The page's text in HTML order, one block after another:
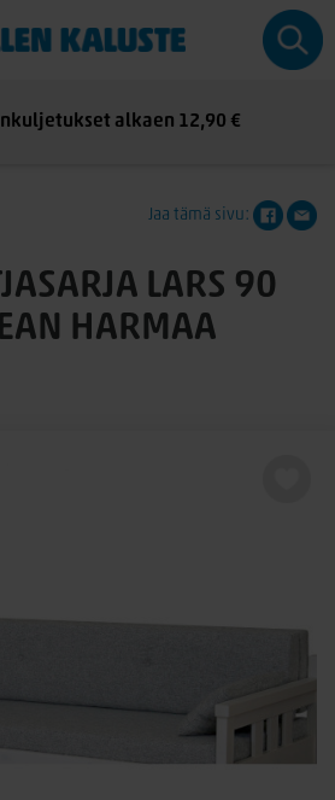
alkaen 12,90 €
Jaa tämä sivu:
LARS 90
HARMAA